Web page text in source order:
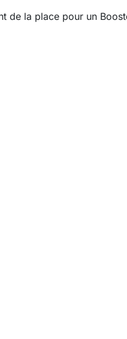
de la place pour un